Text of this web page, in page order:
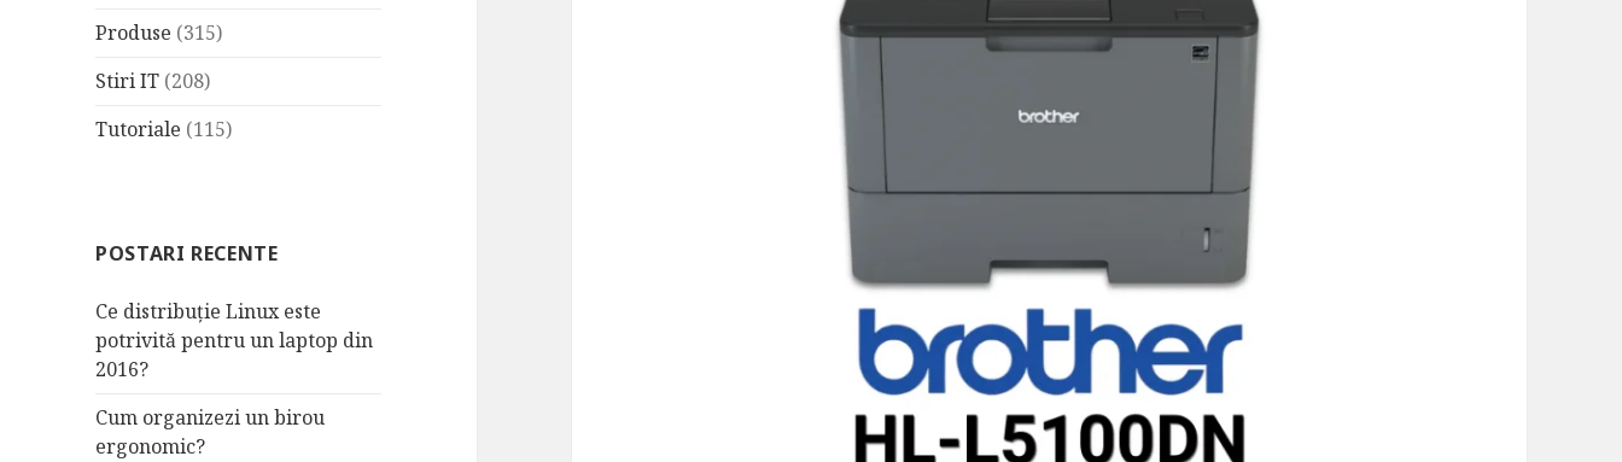
Produse (315)
Stiri IT (208)
Tutoriale (115)
POSTARI RECENTE
Ce distribuție Linux este
potrivită pentru un laptop din
2016?
Cum organizezi un birou
ergonomic?